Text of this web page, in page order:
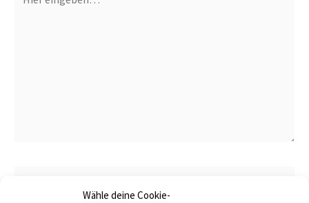
Wähle deine Cookie-
eingeben…